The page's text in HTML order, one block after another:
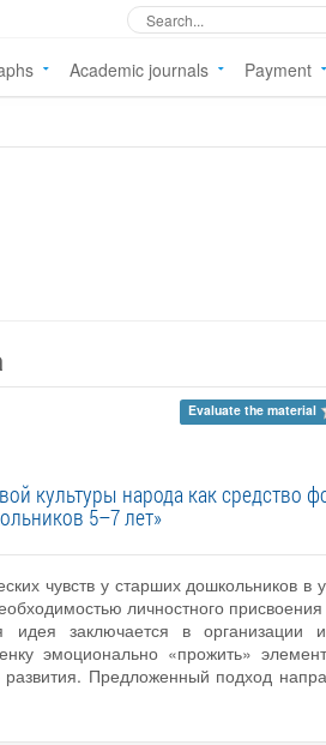
Academic journals Payment
Evaluate the material
культуры народа как средство
5–7 лет»
чувств у старших дошкольников
личностного присвоения
заключается в организации
эмоционально «прожить»
развития. Предложенный подход